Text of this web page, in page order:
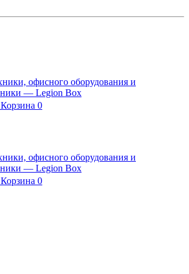
Корзина 0
Корзина 0